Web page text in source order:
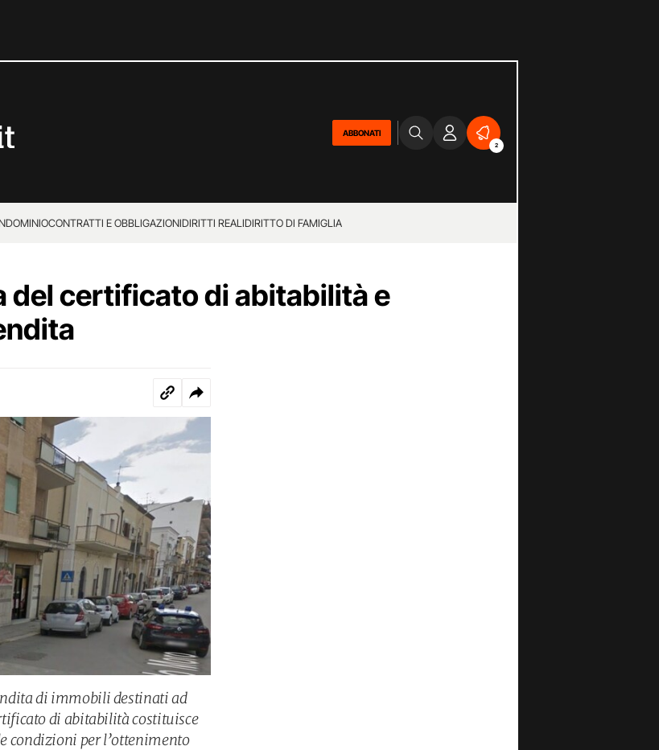
ABBONATI
2
CONTRATTI E OBBLIGAZIONIDIRITTI REALIDIRITTO DI FAMIGLIA
del certificato di abitabilità e
di immobili destinati ad
di abitabilità costituisce
condizioni per l’ottenimento